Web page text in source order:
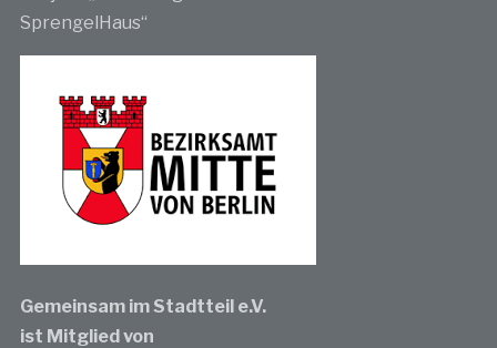
SprengelHaus“
Gemeinsam im Stadtteil e.V.
ist Mitglied von